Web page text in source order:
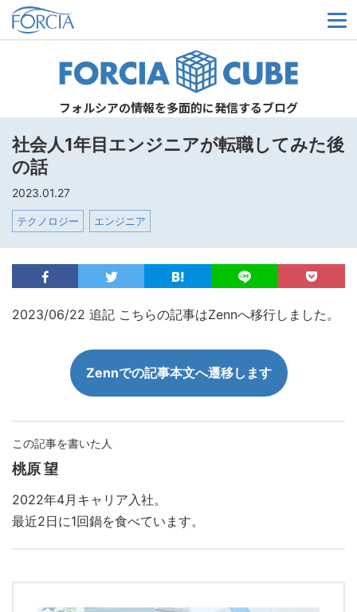
メ
フォルシアの情報を多面的に発信するブログ
社会人1年目エンジニアが転職してみた後
の話
2023.01.27
テクノロジー エンジニア
2023/06/22 追記 こちらの記事はZennへ移行しました。
Zennでの記事本文へ遷移します
この記事を書いた人
桃原 望
2022年4月キャリア入社。
最近2日に1回鍋を食べています。